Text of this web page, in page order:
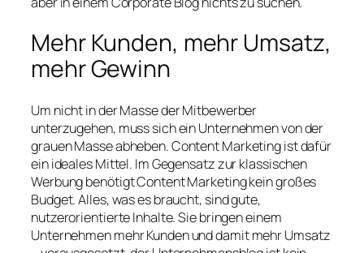
Mehr Kunden, mehr Umsatz,
mehr Gewinn
Um nicht in der Masse der Mitbewerber
unterzugehen, muss sich ein Unternehmen von der
grauen Masse abheben. Content Marketing ist dafür
ein ideales Mittel. Im Gegensatz zur klassischen
Werbung benötigt Content Marketing kein großes
Budget. Alles, was es braucht, sind gute,
nutzerorientierte Inhalte. Sie bringen einem
Unternehmen mehr Kunden und damit mehr Umsatz